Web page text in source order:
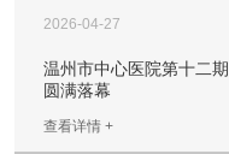
2026-04-27
温州市中心医院第十二
圆满落幕
查看详情 +